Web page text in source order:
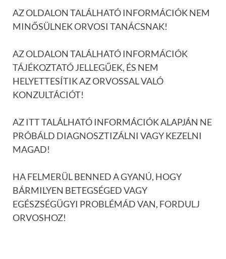
AZ OLDALON TALÁLHATÓ INFORMÁCIÓK NEM
MINŐSÜLNEK ORVOSI TANÁCSNAK!
AZ OLDALON TALÁLHATÓ INFORMÁCIÓK
TÁJÉKOZTATÓ JELLEGŰEK, ÉS NEM
HELYETTESÍTIK AZ ORVOSSAL VALÓ
KONZULTÁCIÓT!
AZ ITT TALÁLHATÓ INFORMÁCIÓK ALAPJÁN NE
PRÓBÁLD DIAGNOSZTIZÁLNI VAGY KEZELNI
MAGAD!
HA FELMERÜL BENNED A GYANÚ, HOGY
BÁRMILYEN BETEGSÉGED VAGY
EGÉSZSÉGÜGYI PROBLÉMÁD VAN, FORDULJ
ORVOSHOZ!